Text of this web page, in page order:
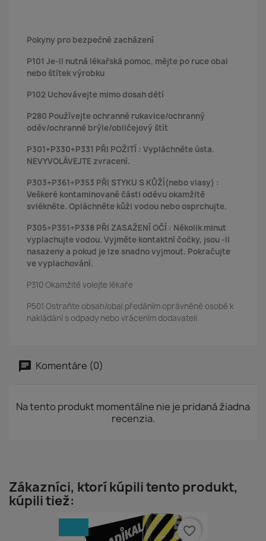
Pokyny pro bezpečné zacházení
P101 Je-li nutná lékařská pomoc, mějte po ruce obal
nebo štítek výrobku
P102 Uchovávejte mimo dosah dětí
P280 Používejte ochranné rukavice/ochranný
oděv/ochranné brýle/obličejový štít
P301+P330+P331 PŘI POŽITÍ : Vypláchněte ústa.
NEVYVOLÁVEJTE zvracení.
P303+P361+P353 PŘI STYKU S KŮŽÍ(nebo vlasy) :
Veškeré kontaminované části oděvu okamžitě
svlékněte. Opláchněte kůži vodou nebo osprchujte.
P305+P351+P338 PŘI ZASAŽENÍ OČÍ : Několik minut
vyplachujte vodou. Vyjměte kontaktní čočky, jsou -li
nasazeny a pokud je lze snadno vyjmout. Pokračujte
ve vyplachování.
P310 Okamžitě volejte lékaře
P501 Ostraňte obsah/obal předáním oprávněné osobě k
nakládání s odpady nebo vrácením dodavateli.
Komentáre (0)
Na tento produkt momentálne nie je pridaná žiadna
recenzia.
Zákazníci, ktorí kúpili tento produkt,
kúpili tiež:
favorite_border